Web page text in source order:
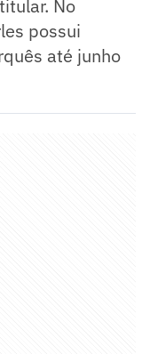
No
possui
até junho